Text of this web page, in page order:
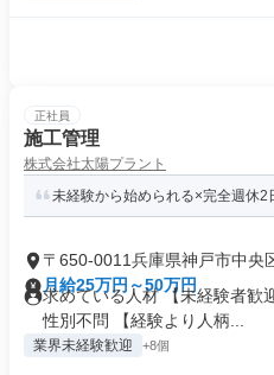
正社員
施工管理
株式会社太陽プラント
未経験から始められる×完全週休2
〒650-0011兵庫県神戸市中央
月給25万円～50万円
求めている人材 【未経験者歓
性別不問 【経験より人柄...
業界未経験歓迎 +8個